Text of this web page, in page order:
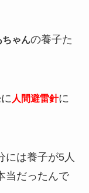
ちゃんの養子た
に 人間避雷針に
には養子が5人
当だったんで